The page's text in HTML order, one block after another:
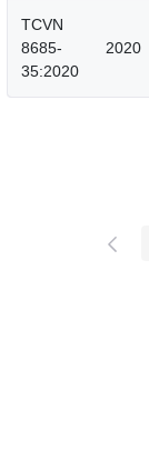
TCVN
8685-
35:2020
2020